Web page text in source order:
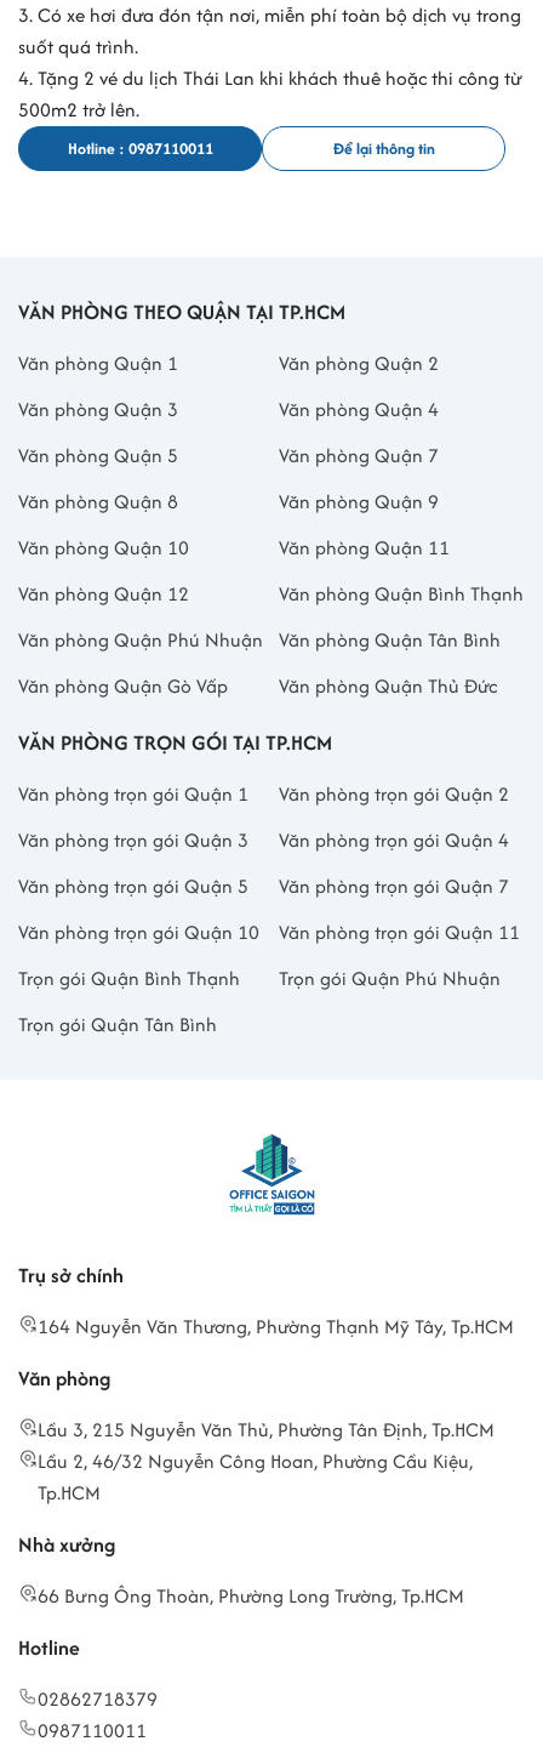
3. Có xe hơi đưa đón tận nơi, miễn phí toàn bộ dịch vụ trong
suốt quá trình.
4. Tặng 2 vé du lịch Thái Lan khi khách thuê hoặc thi công từ
500m2 trở lên.
Hotline : 0987110011 Để lại thông tin
VĂN PHÒNG THEO QUẬN TẠI TP.HCM
Văn phòng Quận 1
Văn phòng Quận 2
Văn phòng Quận 3
Văn phòng Quận 4
Văn phòng Quận 5
Văn phòng Quận 7
Văn phòng Quận 8
Văn phòng Quận 9
Văn phòng Quận 10
Văn phòng Quận 11
Văn phòng Quận 12
Văn phòng Quận Bình Thạnh
Văn phòng Quận Phú Nhuận
Văn phòng Quận Tân Bình
Văn phòng Quận Gò Vấp
Văn phòng Quận Thủ Đức
VĂN PHÒNG TRỌN GÓI TẠI TP.HCM
Văn phòng trọn gói Quận 1
Văn phòng trọn gói Quận 2
Văn phòng trọn gói Quận 3
Văn phòng trọn gói Quận 4
Văn phòng trọn gói Quận 5
Văn phòng trọn gói Quận 7
Văn phòng trọn gói Quận 10
Văn phòng trọn gói Quận 11
Trọn gói Quận Bình Thạnh
Trọn gói Quận Phú Nhuận
Trọn gói Quận Tân Bình
Trụ sở chính
164 Nguyễn Văn Thương, Phường Thạnh Mỹ Tây, Tp.HCM
Văn phòng
Lầu 3, 215 Nguyễn Văn Thủ, Phường Tân Định, Tp.HCM
Lầu 2, 46/32 Nguyễn Công Hoan, Phường Cầu Kiệu,
Tp.HCM
Nhà xưởng
66 Bưng Ông Thoàn, Phường Long Trường, Tp.HCM
Hotline
02862718379
0987110011